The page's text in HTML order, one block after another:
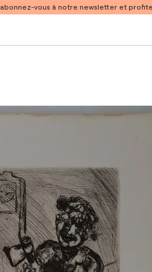
abonnez-vous à notre newsletter et